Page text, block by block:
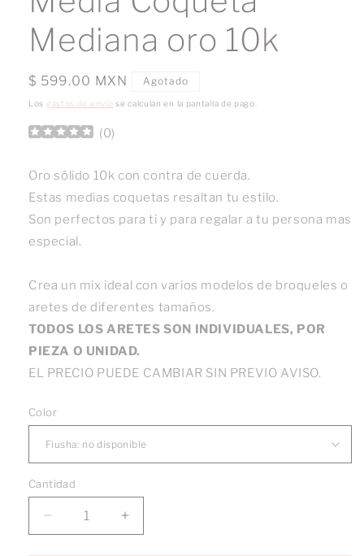
en
ventana
modal
Mediana oro 10k
Precio
habitual
$ 599.00 MXN Agotado
Los gastos de envío se calculan en la pantalla de pago.
(0)
Oro sólido 10k con contra de cuerda.
Estas medias coquetas resaltan tu estilo.
Son perfectos para ti y para regalar a tu persona mas
especial.
Crea un mix ideal con varios modelos de broqueles o
aretes de diferentes tamaños.
TODOS LOS ARETES SON INDIVIDUALES, POR
PIEZA O UNIDAD.
EL PRECIO PUEDE CAMBIAR SIN PREVIO AVISO.
Color
Cantidad
Reducir
cantidad
Aumentar
cantidad